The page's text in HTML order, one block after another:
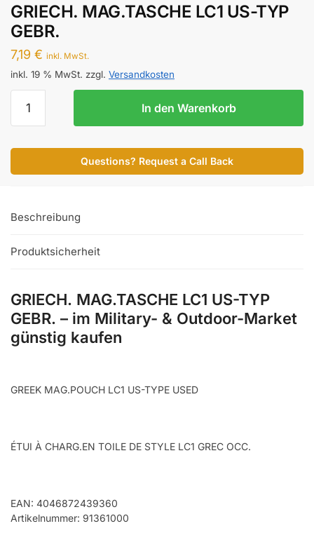
GRIECH. MAG.TASCHE LC1 US-TYP
GEBR.
7,19 € inkl. MwSt.
inkl. 19 % MwSt. zzgl. Versandkosten
MAG.TASCHE
US-
In den Warenkorb
Questions? Request a Call Back
Beschreibung
Produktsicherheit
GRIECH. MAG.TASCHE LC1 US-TYP
GEBR. – im Military- & Outdoor-Market
günstig kaufen
GREEK MAG.POUCH LC1 US-TYPE USED
ÉTUI À CHARG.EN TOILE DE STYLE LC1 GREC OCC.
EAN: 4046872439360
Artikelnummer: 91361000